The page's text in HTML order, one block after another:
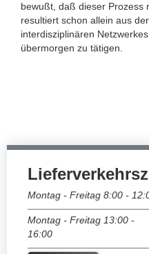
bewußt, daß dieser Prozess
resultiert schon allein aus
interdisziplinären
übermorgen zu tätigen.
Montag - Freitag 8:00 -
Montag - Freitag 13:00 -
16:00